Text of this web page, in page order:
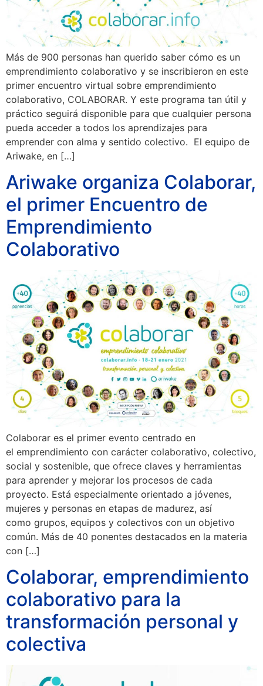
Más de 900 personas han querido saber cómo es un
emprendimiento colaborativo y se inscribieron en este
primer encuentro virtual sobre emprendimiento
colaborativo, COLABORAR. Y este programa tan útil y
práctico seguirá disponible para que cualquier persona
pueda acceder a todos los aprendizajes para
emprender con alma y sentido colectivo. El equipo de
Ariwake, en […]
Ariwake organiza Colaborar,
el primer Encuentro de
Emprendimiento
Colaborativo
Colaborar es el primer evento centrado en
el emprendimiento con carácter colaborativo, colectivo,
social y sostenible, que ofrece claves y herramientas
para aprender y mejorar los procesos de cada
proyecto. Está especialmente orientado a jóvenes,
mujeres y personas en etapas de madurez, así
como grupos, equipos y colectivos con un objetivo
común. Más de 40 ponentes destacados en la materia
con […]
Colaborar, emprendimiento
colaborativo para la
transformación personal y
colectiva